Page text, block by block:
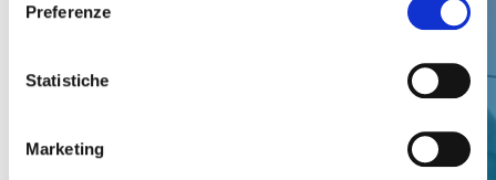
Preferenze
Statistiche
Marketing